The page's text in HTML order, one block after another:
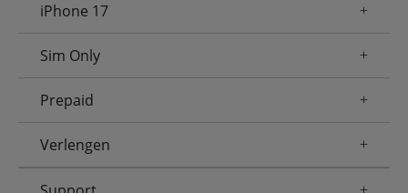
iPhone 17
Sim Only
Prepaid
Verlengen